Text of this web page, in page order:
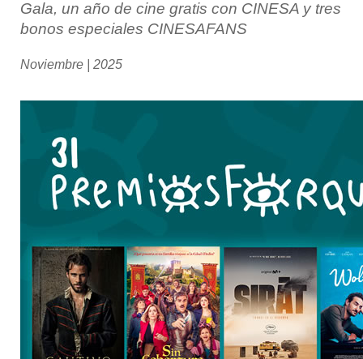
Gala, un año de cine gratis con CINESA y tres
bonos especiales CINESAFANS
Noviembre | 2025